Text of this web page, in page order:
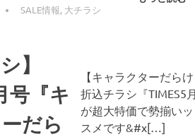
編集者
SALE情報, 大チラシ
】
号『キ
だら
【キャラクターだら
折込チラシ『TIMES5
が超大特価で勢揃いッ
スメです&#x[…]